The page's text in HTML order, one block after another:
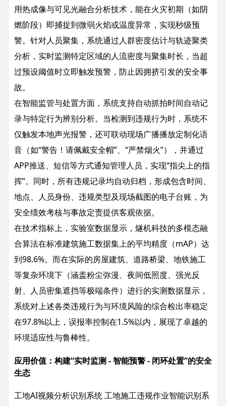
用热成像与可见光融合分析技术，能在火灾初期（如阴
燃阶段）即捕捉到微弱火焰或温度异常，实现秒级预
警。针对人员聚集，系统通过人群密度估计与轨迹聚类
分析，实时监测特定区域的人流密度与聚集时长，当超
过预设阈值时立即触发预警，防止因拥挤引发的安全事
故。
在智能监管与处置方面，系统支持自动抓拍时间自动记
录与特定行为辨别分析。当检测到违规行为时，系统不
仅触发本地声光报警，还可联动现场广播播放定制化语
音（如“警告！请佩戴安全帽”、“严禁烟火”），并通过
APP推送、短信等方式通知管理人员，实现“指尖上的指
挥”。同时，所有违规记录均自动归档，形成包含时间、
地点、人员身份、违规类型及现场截图的电子台账，为
安全绩效考核与事故定责提供客观依据。
在技术指标上，实验室数据显示，燧机科技的多模态融
合算法在标准建筑施工数据集上的平均精度（mAP）达
到98.6%。而在实际的房屋建筑、道路桥梁、地铁施工
等复杂环境下（涵盖粉尘弥漫、夜间低照度、强光反
射、人员密集遮挡等极端条件）进行的实测数据显示，
系统对上述各类违规行为与环境风险的综合检出率稳定
在97.8%以上，误报率控制在1.5%以内，展现了卓越的
环境适应性与鲁棒性。
应用价值：构建“实时监测 - 智能预警 - 闭环处置”的安全
生态
工地AI视频分析识别系统 工地施工违规作业智能识别系